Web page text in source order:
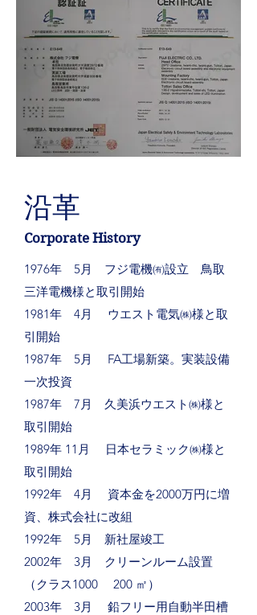
沿革
​​Corporate History
1976年 5月 フジ電機㈲設立 鳥取
三洋電機様と取引開始
1981年 4月 ウエスト電気㈱様と取
引開始
1987年 5月 FA工場新築。実装設備
一次投資
1987年 7月 久美浜ウエスト㈱様と
取引開始
1989年 11月 日本セラミック㈱様と
取引開始
1992年 4月 資本金を2000万円に増
資、株式会社に改組
1992年 5月 新社屋竣工
2002年 3月 クリーンルーム設置
（クラス1000 200 ㎡）
2003年 3月 鉛フリー用自動半田槽